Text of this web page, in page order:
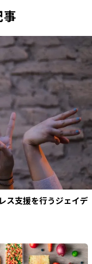
ス支援を行うジェイデ